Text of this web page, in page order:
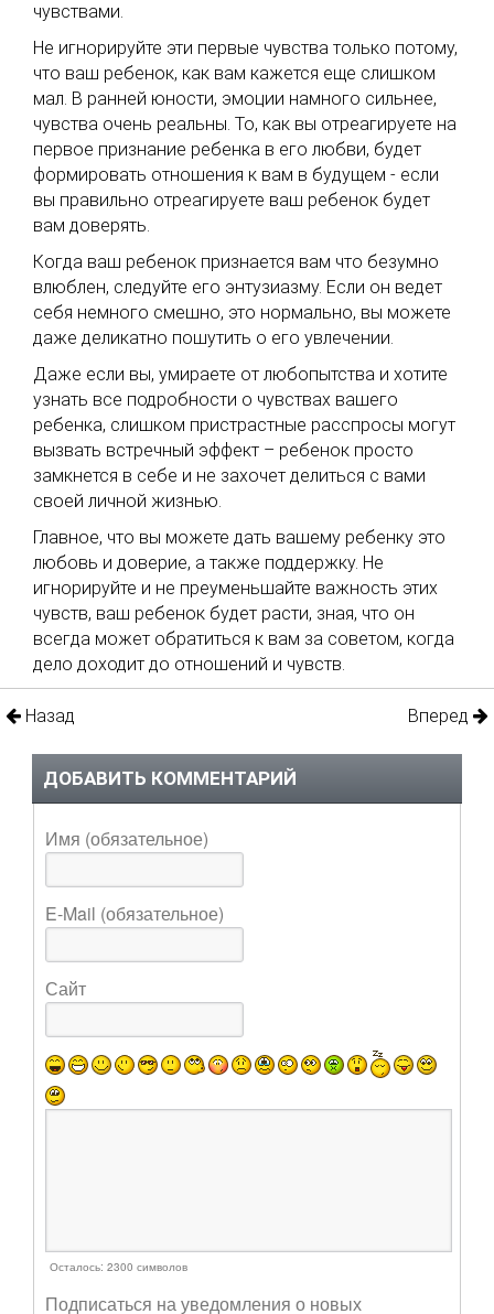
чувствами.
Не игнорируйте эти первые чувства только потому,
что ваш ребенок, как вам кажется еще слишком
мал. В ранней юности, эмоции намного сильнее,
чувства очень реальны. То, как вы отреагируете на
первое признание ребенка в его любви, будет
формировать отношения к вам в будущем - если
вы правильно отреагируете ваш ребенок будет
вам доверять.
Когда ваш ребенок признается вам что безумно
влюблен, следуйте его энтузиазму. Если он ведет
себя немного смешно, это нормально, вы можете
даже деликатно пошутить о его увлечении.
Даже если вы, умираете от любопытства и хотите
узнать все подробности о чувствах вашего
ребенка, слишком пристрастные расспросы могут
вызвать встречный эффект – ребенок просто
замкнется в себе и не захочет делиться с вами
своей личной жизнью.
Главное, что вы можете дать вашему ребенку это
любовь и доверие, а также поддержку. Не
игнорируйте и не преуменьшайте важность этих
чувств, ваш ребенок будет расти, зная, что он
всегда может обратиться к вам за советом, когда
дело доходит до отношений и чувств.
Назад Вперед
ДОБАВИТЬ КОММЕНТАРИЙ
Имя (обязательное)
E-Mail (обязательное)
Сайт
Осталось: 2300 символов
Подписаться на уведомления о новых